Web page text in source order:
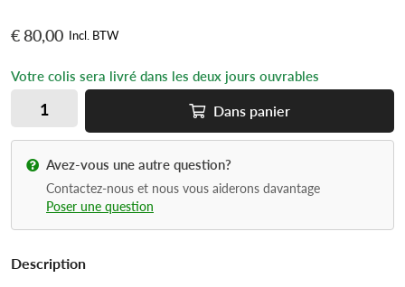
€ 80,00 Incl. BTW
Votre colis sera livré dans les deux jours ouvrables
Dans panier
Avez-vous une autre question?
Contactez-nous et nous vous aiderons davantage
Poser une question
Description